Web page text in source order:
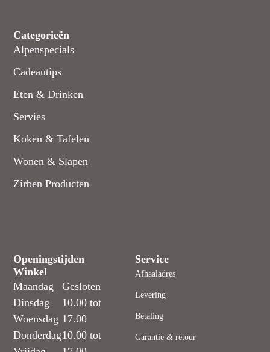
Categorieën
Alpenspecials
Cadeautips
Eten & Drinken
Servies
Koken & Tafelen
Wonen & Slapen
Zirben Producten
Openingstijden
Winkel
Maandag
Dinsdag
Woensdag
Donderdag
Gesloten
10.00 tot
17.00
10.00 tot
Service
Afhaaladres
Levering
Betaling
Garantie & retour